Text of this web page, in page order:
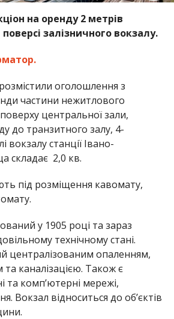
на оренду 2 метрів
залізничного вокзалу.
розмістили оголошлення з
частини нежитлового
центральної зали,
до транзитного залу, 4-
вокзалу станції Івано-
складає 2,0 кв.
під розміщення кавомату,
у 1905 році та зараз
технічному стані.
централізованим опаленням,
каналізацією. Також є
та комп’ютерні мережі,
Вокзал відноситься до об’єктів